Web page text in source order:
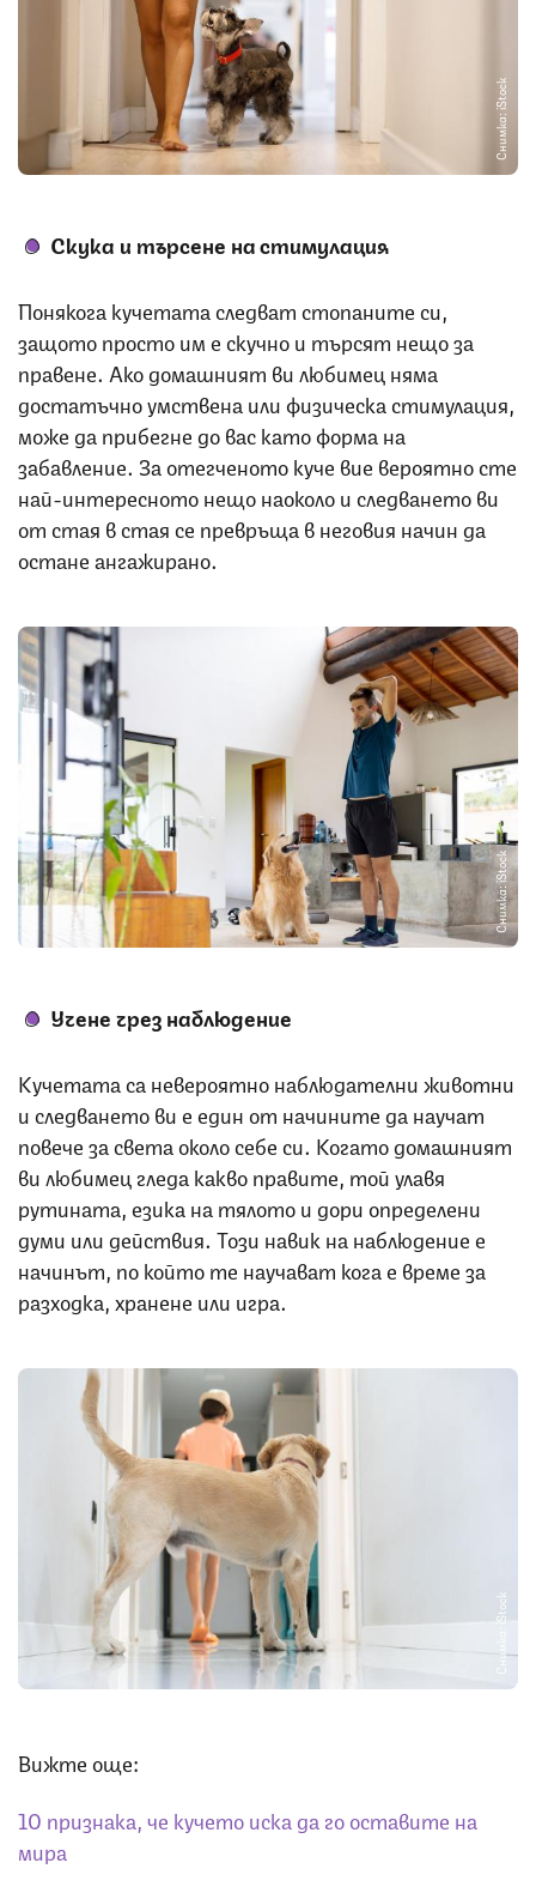
Снимка: iStock
Скука и търсене на стимулация
Понякога кучетата следват стопаните си,
защото просто им е скучно и търсят нещо за
правене. Ако домашният ви любимец няма
достатъчно умствена или физическа стимулация,
може да прибегне до вас като форма на
забавление. За отегченото куче вие вероятно сте
най-интересното нещо наоколо и следването ви
от стая в стая се превръща в неговия начин да
остане ангажирано.
Снимка: iStock
Учене чрез наблюдение
Кучетата са невероятно наблюдателни животни
и следването ви е един от начините да научат
повече за света около себе си. Когато домашният
ви любимец гледа какво правите, той улавя
рутината, езика на тялото и дори определени
думи или действия. Този навик на наблюдение е
начинът, по който те научават кога е време за
разходка, хранене или игра.
Снимка: iStock
Вижте още:
10 признака, че кучето иска да го оставите на
мира